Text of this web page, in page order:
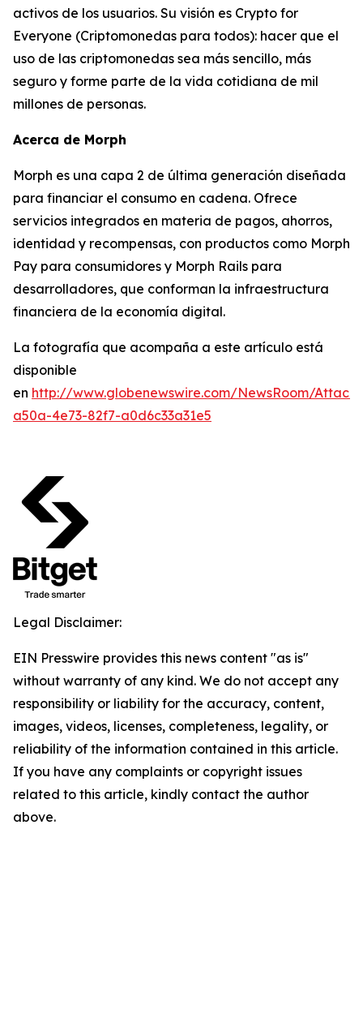
activos de los usuarios. Su visión es Crypto for
Everyone (Criptomonedas para todos): hacer que el
uso de las criptomonedas sea más sencillo, más
seguro y forme parte de la vida cotidiana de mil
millones de personas.
Acerca de Morph
Morph es una capa 2 de última generación diseñada
para financiar el consumo en cadena. Ofrece
servicios integrados en materia de pagos, ahorros,
identidad y recompensas, con productos como Morph
Pay para consumidores y Morph Rails para
desarrolladores, que conforman la infraestructura
financiera de la economía digital.
La fotografía que acompaña a este artículo está
disponible
en http://www.globenewswire.com/NewsRoom/
a50a-4e73-82f7-a0d6c33a31e5
Legal Disclaimer:
EIN Presswire provides this news content "as is"
without warranty of any kind. We do not accept any
responsibility or liability for the accuracy, content,
images, videos, licenses, completeness, legality, or
reliability of the information contained in this article.
If you have any complaints or copyright issues
related to this article, kindly contact the author
above.